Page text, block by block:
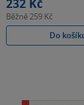
232 Kč
Běžně 259 Kč
Do